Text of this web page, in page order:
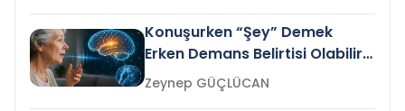
Konuşurken “Şey” Demek
Erken Demans Belirtisi Olabilir
mi?
Zeynep GÜÇLÜCAN